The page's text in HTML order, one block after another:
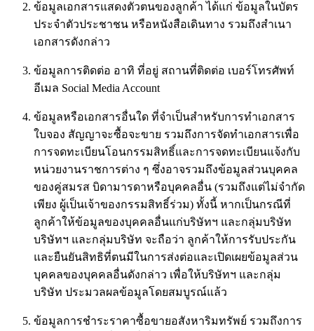
ข้อมูลเอกสารแสดงตัวตนของลูกค้า ได้แก่ ข้อมูลในบัตร
ประจำตัวประชาชน หรือหนังสือเดินทาง รวมถึงสำเนา
เอกสารดังกล่าว
ข้อมูลการติดต่อ อาทิ ที่อยู่ สถานที่ติดต่อ เบอร์โทรศัพท์
อีเมล Social Media Account
ข้อมูลหรือเอกสารอื่นใด ที่จำเป็นสำหรับการทำเอกสาร
ใบจอง สัญญาจะซื้อจะขาย รวมถึงการจัดทำเอกสารเพื่อ
การจดทะเบียนโอนกรรมสิทธิ์และการจดทะเบียนแจ้งกับ
หน่วยงานราชการต่าง ๆ ซึ่งอาจรวมถึงข้อมูลส่วนบุคคล
ของคู่สมรส บิดามารดาหรือบุคคลอื่น (รวมถึงแต่ไม่จำกัด
เพียง ผู้เป็นเจ้าของกรรมสิทธิ์ร่วม) ทั้งนี้ หากเป็นกรณีที่
ลูกค้าให้ข้อมูลของบุคคลอื่นแก่บริษัทฯ และกลุ่มบริษัท
บริษัทฯ และกลุ่มบริษัท จะถือว่า ลูกค้าให้การรับประกัน
และยืนยันสิทธิที่ตนมีในการส่งต่อและเปิดเผยข้อมูลส่วน
บุคคลของบุคคลอื่นดังกล่าว เพื่อให้บริษัทฯ และกลุ่ม
บริษัท ประมวลผลข้อมูลโดยสมบูรณ์แล้ว
ข้อมูลการชำระราคาซื้อขายอสังหาริมทรัพย์ รวมถึงการ